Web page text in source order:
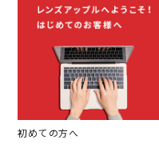
初めての方へ